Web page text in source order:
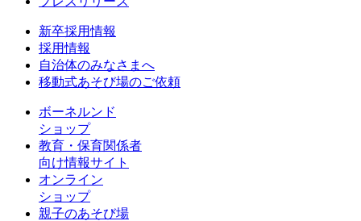
新卒採用情報
採用情報
自治体のみなさまへ
移動式あそび場のご依頼
ボーネルンド
ショップ
教育・保育関係者
向け情報サイト
オンライン
ショップ
親子のあそび場